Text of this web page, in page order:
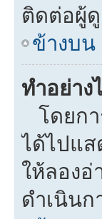
ติดต่อผู้
ข้างบน
ทำอย่าง
โดยกา
ได้ไปแ
ให้ลอง
ดำเนินก